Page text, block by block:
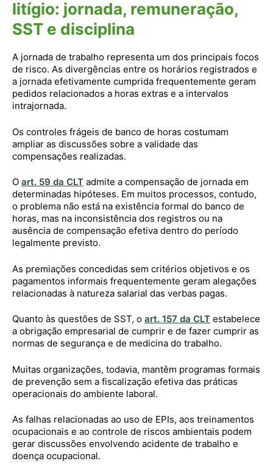
litígio: jornada, remuneração,
SST e disciplina
A jornada de trabalho representa um dos principais focos
de risco. As divergências entre os horários registrados e
a jornada efetivamente cumprida frequentemente geram
pedidos relacionados a horas extras e a intervalos
intrajornada.
Os controles frágeis de banco de horas costumam
ampliar as discussões sobre a validade das
compensações realizadas.
O art. 59 da CLT admite a compensação de jornada em
determinadas hipóteses. Em muitos processos, contudo,
o problema não está na existência formal do banco de
horas, mas na inconsistência dos registros ou na
ausência de compensação efetiva dentro do período
legalmente previsto.
As premiações concedidas sem critérios objetivos e os
pagamentos informais frequentemente geram alegações
relacionadas à natureza salarial das verbas pagas.
Quanto às questões de SST, o art. 157 da CLT estabelece
a obrigação empresarial de cumprir e de fazer cumprir as
normas de segurança e de medicina do trabalho.
Muitas organizações, todavia, mantêm programas formais
de prevenção sem a fiscalização efetiva das práticas
operacionais do ambiente laboral.
As falhas relacionadas ao uso de EPIs, aos treinamentos
ocupacionais e ao controle de riscos ambientais podem
gerar discussões envolvendo acidente de trabalho e
doença ocupacional.